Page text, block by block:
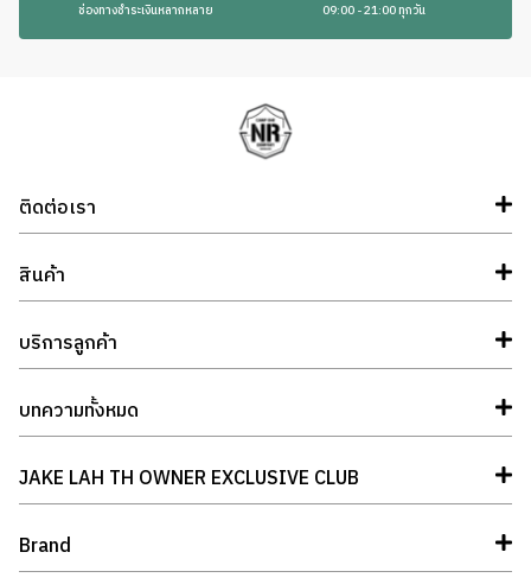
ช่องทางชำระเงินหลากหลาย 09:00 - 21:00 ทุกวัน
ติดต่อเรา
สินค้า
บริการลูกค้า
บทความทั้งหมด
JAKE LAH TH OWNER EXCLUSIVE CLUB
Brand